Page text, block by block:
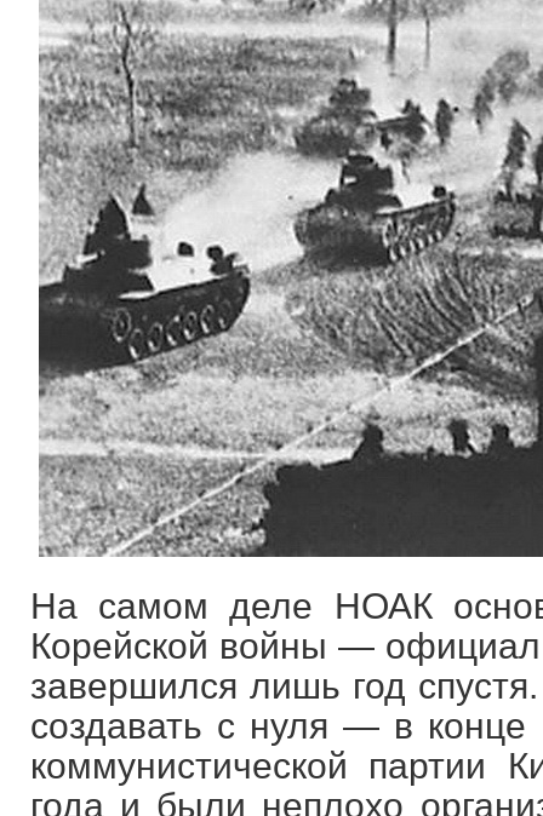
На самом деле НОАК
Корейской войны —
завершился лишь год
создавать с нуля — в
коммунистической партии
года и были неплохо